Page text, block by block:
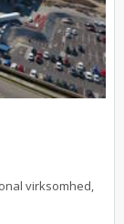
virksomhed,